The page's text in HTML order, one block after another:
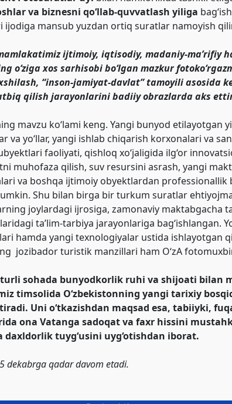
va biznesni qo‘llab-quvvatlash yiliga
mansub yuzdan ortiq suratlar namoyish
ijtimoiy, iqtisodiy, madaniy-ma’rifiy
o‘ziga xos sarhisobi bo‘lgan mazkur
“inson-jamiyat-davlat” tamoyili asosida
qilish jarayonlarini badiiy obrazlarda aks
mavzu ko‘lami keng. Yangi bunyod etilayotgan
va yo‘llar, yangi ishlab chiqarish korxonalari va
faoliyati, qishloq xo‘jaligida ilg‘or
muhofaza qilish, suv resursini asrash, yangi
va boshqa ijtimoiy obyektlardan
Shu bilan birga bir turkum suratlar
joylardagi ijrosiga, zamonaviy maktabgacha
ta’lim-tarbiya jarayonlariga bag‘ishlangan.
hamda yangi texnologiyalar ustida ishlayotgan
jozibador turistik manzillari ham O‘zA
turli sohada bunyodkorlik ruhi va shijoati bilan
timsolida O‘zbekistonning yangi tarixiy
Uni o‘tkazishdan maqsad esa, tabiiyki,
ona Vatanga sadoqat va faxr hissini
tuyg‘usini uyg‘otishdan iborat.
dekabrga qadar davom etadi.